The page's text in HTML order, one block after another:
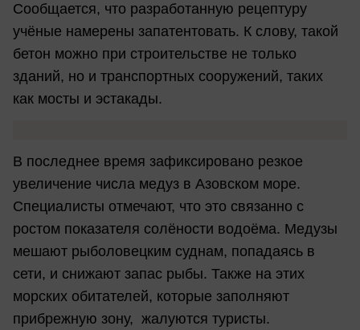
Сообщается, что разработанную рецептуру
учёные намерены запатентовать. К слову, такой
бетон можно при строительстве не только
зданий, но и транспортных сооружений, таких
как мосты и эстакады.
В последнее время зафиксировано резкое
увеличение числа медуз в Азовском море.
Специалисты отмечают, что это связанно с
ростом показателя солёности водоёма. Медузы
мешают рыболовецким суднам, попадаясь в
сети, и снижают запас рыбы. Также на этих
морских обитателей, которые заполняют
прибрежную зону, жалуются туристы.